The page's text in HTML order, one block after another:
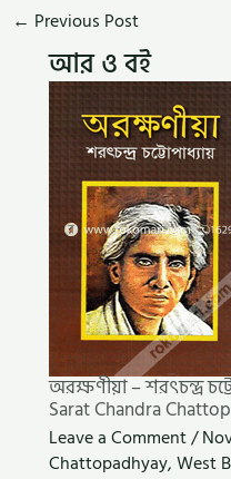
← Previous Post
আর ও বই
অরক্ষণীয়া – শরৎচন্দ্র
Sarat Chandra
Leave a Comment/
Chattopadhyay,West